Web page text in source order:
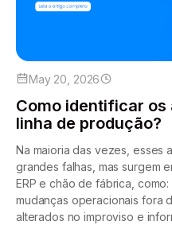
May 20, 2026
Como identificar
linha de produção?
Na maioria das vezes, esses
grandes falhas, mas surgem
ERP e chão de fábrica, como:
mudanças operacionais fora
alterados no improviso e